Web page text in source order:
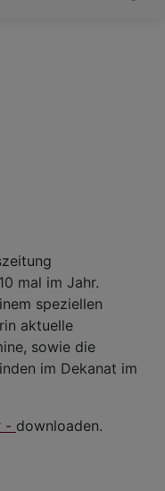
mal im Jahr.
speziellen
aktuelle
sowie die
im Dekanat im
- downloaden.